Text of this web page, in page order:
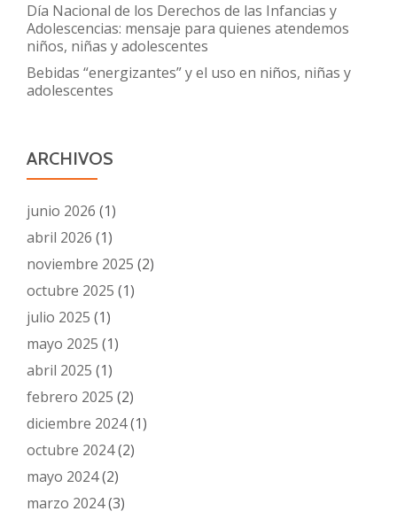
Día Nacional de los Derechos de las Infancias y
Adolescencias: mensaje para quienes atendemos
niños, niñas y adolescentes
Bebidas “energizantes” y el uso en niños, niñas y
adolescentes
ARCHIVOS
junio 2026 (1)
abril 2026 (1)
noviembre 2025 (2)
octubre 2025 (1)
julio 2025 (1)
mayo 2025 (1)
abril 2025 (1)
febrero 2025 (2)
diciembre 2024(1)
octubre 2024(2)
mayo 2024(2)
marzo 2024(3)